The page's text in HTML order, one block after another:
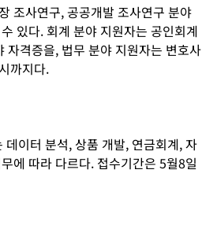
조사연구, 공공개발 조사연구 분야
있다. 회계 분야 지원자는 공인회계
자격증을, 법무 분야 지원자는 변호사
까지다.
이터 분석, 상품 개발, 연금회계, 자
에 따라 다르다. 접수기간은 5월8일